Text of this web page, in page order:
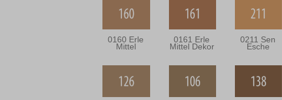
0160 Erle
Mittel
0161 Erle
Mittel Dekor
0211 Sen
Esche